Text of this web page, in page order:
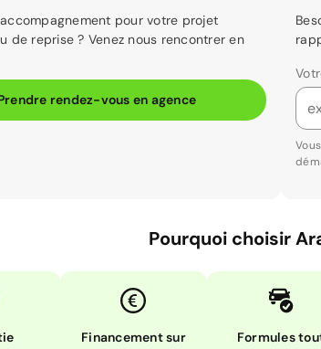
pour votre projet
de reprise ? Venez nous rencontrer en
rendez-vous en agence
Pourquoi choisir
Financement sur
Formules